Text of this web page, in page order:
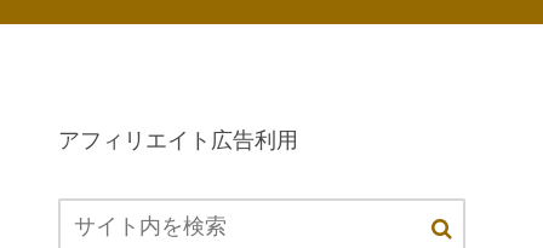
アフィリエイト広告利用